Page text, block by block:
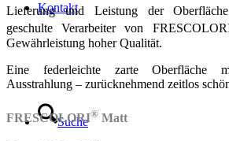
Kontakt
Suche
Lieferung und Leistung der
geschulte Verarbeiter von
Gewährleistung hoher Qualität.
Eine federleichte zarte Oberfläche
Ausstrahlung – zurücknehmend zeitlos
FRESCOLORI® Matt